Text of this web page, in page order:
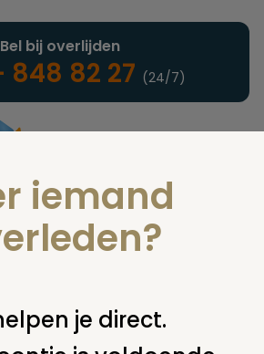
uitvaartonderneming
Bel bij overlijden
848 82 27 (24/7)
of
iemand
je direct.